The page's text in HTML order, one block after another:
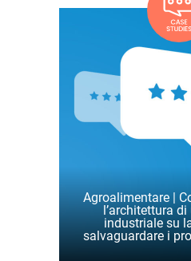
Agroalimentare |
l’architettura
industriale su
salvaguardare i